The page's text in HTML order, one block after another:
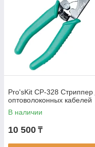
Pro'sKit CP-328 Стриппер
оптоволоконных кабелей
В наличии
10 500 ₸